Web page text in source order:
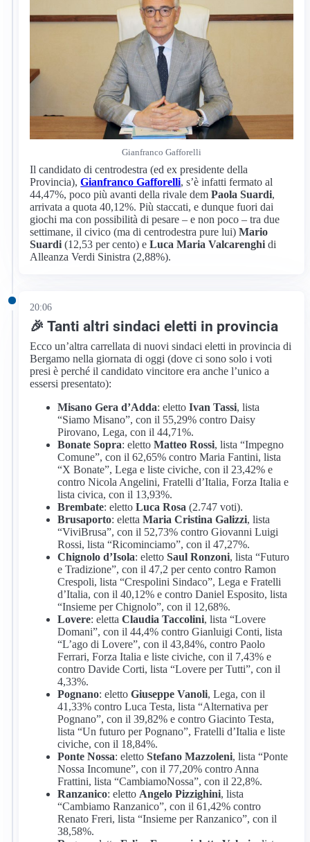
Gianfranco Gafforelli
Il candidato di centrodestra (ed ex presidente della
Provincia),Gianfranco Gafforelli, s’è infatti fermato al
44,47%, poco più avanti della rivale demPaola Suardi,
arrivata a quota 40,12%. Più staccati, e dunque fuori dai
giochi ma con possibilità di pesare – e non poco – tra due
settimane, il civico (ma di centrodestra pure lui)Mario
Suardi (12,53 per cento) eLuca Maria Valcarenghi di
Alleanza Verdi Sinistra (2,88%).
20:06
🎉 Tanti altri sindaci eletti in provincia
Ecco un’altra carrellata di nuovi sindaci eletti in provincia di
Bergamo nella giornata di oggi (dove ci sono solo i voti
presi è perché il candidato vincitore era anche l’unico a
essersi presentato):
Misano Gera d’Adda: elettoIvan Tassi, lista
“Siamo Misano”, con il 55,29% contro Daisy
Pirovano, Lega, con il 44,71%.
Bonate Sopra: elettoMatteo Rossi, lista “Impegno
Comune”, con il 62,65% contro Maria Fantini, lista
“X Bonate”, Lega e liste civiche, con il 23,42% e
contro Nicola Angelini, Fratelli d’Italia, Forza Italia e
lista civica, con il 13,93%.
Brembate: elettoLuca Rosa (2.747 voti).
Brusaporto: elettaMaria Cristina Galizzi, lista
“ViviBrusa”, con il 52,73% contro Giovanni Luigi
Rossi, lista “Ricominciamo”, con il 47,27%.
Chignolo d’Isola: elettoSaul Ronzoni, lista “Futuro
e Tradizione”, con il 47,2 per cento contro Ramon
Crespoli, lista “Crespolini Sindaco”, Lega e Fratelli
d’Italia, con il 40,12% e contro Daniel Esposito, lista
“Insieme per Chignolo”, con il 12,68%.
Lovere: elettaClaudia Taccolini, lista “Lovere
Domani”, con il 44,4% contro Gianluigi Conti, lista
“L’ago di Lovere”, con il 43,84%, contro Paolo
Ferrari, Forza Italia e liste civiche, con il 7,43% e
contro Davide Corti, lista “Lovere per Tutti”, con il
4,33%.
Pognano: elettoGiuseppe Vanoli, Lega, con il
41,33% contro Luca Testa, lista “Alternativa per
Pognano”, con il 39,82% e contro Giacinto Testa,
lista “Un futuro per Pognano”, Fratelli d’Italia e liste
civiche, con il 18,84%.
Ponte Nossa: elettoStefano Mazzoleni, lista “Ponte
Nossa Incomune”, con il 77,20% contro Anna
Frattini, lista “CambiamoNossa”, con il 22,8%.
Ranzanico: eletto Angelo Pizzighini, lista
“Cambiamo Ranzanico”, con il 61,42% contro
Renato Freri, lista “Insieme per Ranzanico”, con il
38,58%.